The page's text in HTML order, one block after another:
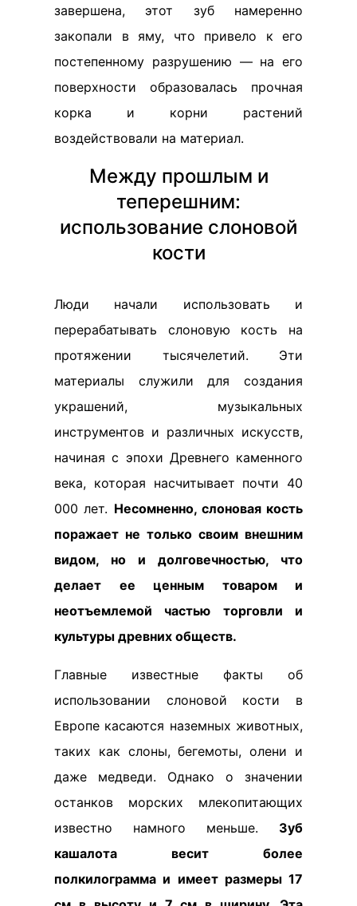
завершена, этот зуб намеренно
закопали в яму, что привело к его
постепенному разрушению — на его
поверхности образовалась прочная
корка и корни растений
воздействовали на материал.
Между прошлым и
теперешним:
использование слоновой
кости
Люди начали использовать и
перерабатывать слоновую кость на
протяжении тысячелетий. Эти
материалы служили для создания
украшений, музыкальных
инструментов и различных искусств,
начиная с эпохи Древнего каменного
века, которая насчитывает почти 40
000 лет. Несомненно, слоновая кость
поражает не только своим внешним
видом, но и долговечностью, что
делает ее ценным товаром и
неотъемлемой частью торговли и
культуры древних обществ.
Главные известные факты об
использовании слоновой кости в
Европе касаются наземных животных,
таких как слоны, бегемоты, олени и
даже медведи. Однако о значении
останков морских млекопитающих
известно намного меньше. Зуб
кашалота весит более
полкилограмма и имеет размеры 17